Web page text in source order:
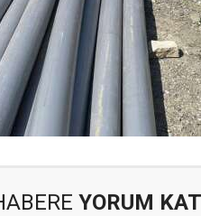
YORUM KAT